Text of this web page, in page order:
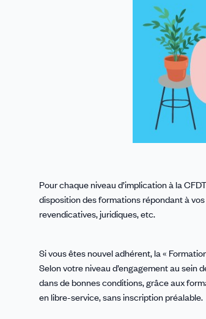
Pour chaque niveau d’implication à la
disposition des formations répondant à
revendicatives, juridiques, etc.
Si vous êtes nouvel adhérent, la «
Selon votre niveau d’engagement au sein
dans de bonnes conditions, grâce aux
en libre-service, sans inscription préalable.